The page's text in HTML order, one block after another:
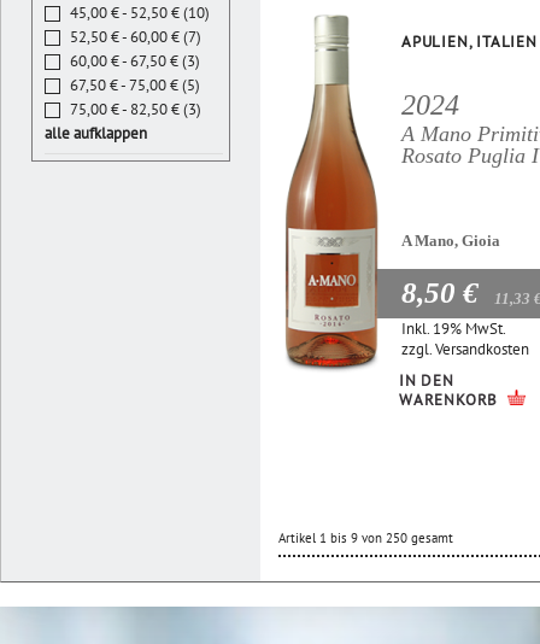
APULIEN, ITALIEN
2024
A Mano
Rosato Puglia
A Mano, Gioia
8,50 € 11,33
Inkl. 19% MwSt.
zzgl.Versandkosten
IN DEN
WARENKORB
Artikel 1 bis 9 von 250 gesamt
45,00 € - 52,50 € (10)
52,50 € - 60,00 € (7)
60,00 € - 67,50 € (3)
67,50 € - 75,00 € (5)
75,00 € - 82,50 € (3)
alle aufklappen